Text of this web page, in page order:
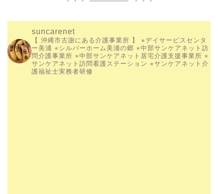
suncarenet
【 沖縄市古謝にある介護事業所 】
⭐︎デイサービスセンタ
ー美浦 ⭐︎シルバーホーム美浦の郷 ⭐︎中部サンケアネット訪
問介護事業所 ⭐︎中部サンケアネット居宅介護支援事業所 ⭐︎
サンケアネット訪問看護ステーション ⭐︎サンケアネット介
護福祉士実務者研修